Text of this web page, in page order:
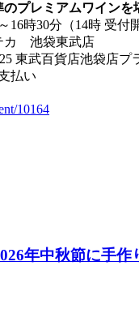
のプレミアムワイン
16時30分（14時 受付
カ 池袋東武店
東武百貨店池袋店プ
払い
10164
年中秋節に手